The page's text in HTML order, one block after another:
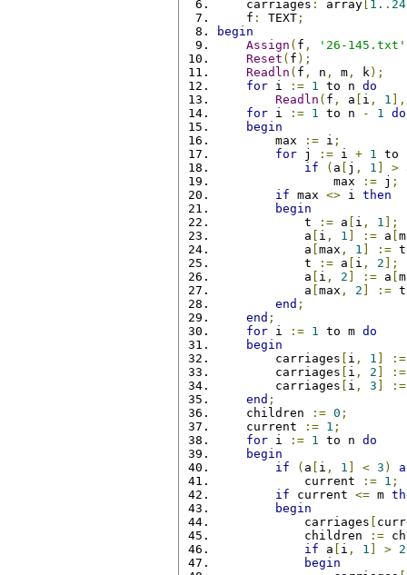
    carriages
: array 1. . 24
    f
: TEXT ;
begin
Assign ( f , '26-145.txt'
Reset ( f );
Readln ( f , n , m , k );
for i := 1 to n do
Readln ( f , a [ i , 1 ],
for i := 1 to n - 1
do
begin
        max
:= i ;
for j := i + 1
to
if
( a [ j , 1 ] >
                max
:= j ;
if max <> i then
begin
            t
:= a [ i , 1 ];
            a
[ i , 1 ] := a [
            a
[max , 1 ] := t
            t
:= a [ i , 2 ];
            a
[ i , 2 ] := a [
            a
[max , 2 ] := t
end ;
end ;
for i := 1 to m do
begin
        carriages
[ i , 1 ] :=
        carriages
[ i , 2 ] :=
        carriages
[ i , 3 ] :=
end ;
    children
:= 0 ;
    current
:= 1 ;
for i := 1 to n do
begin
if
( a [ i , 1 ] < 3 )
            current
:= 1 ;
if current <= m
begin
            carriages
[
            children
:=
if a [ i , 1 ] > 2
begin